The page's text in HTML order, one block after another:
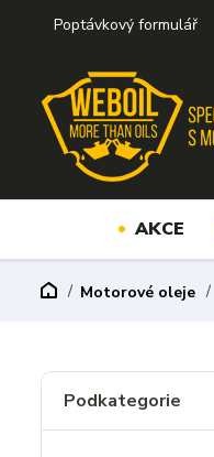
Poptávkový formulář
AKCE
Motorové oleje
Podkategorie